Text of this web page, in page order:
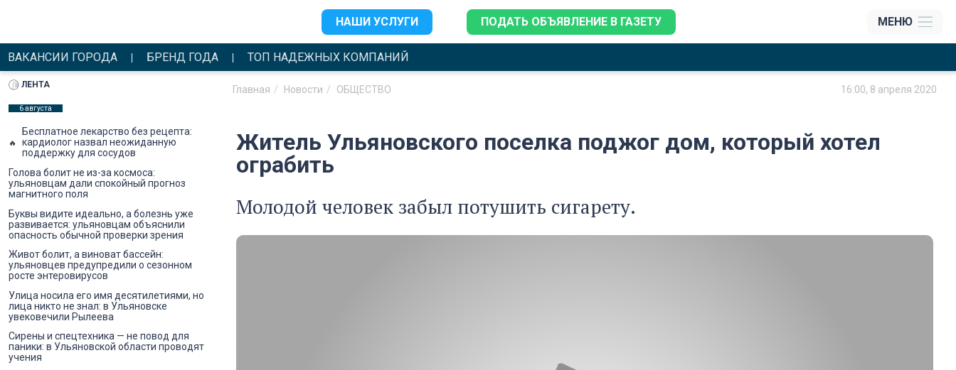
НАШИ УСЛУГИ ПОДАТЬ ОБЪЯВЛЕНИЕ В ГАЗЕТУ МЕНЮ
ВАКАНСИИ ГОРОДА БРЕНД ГОДА ТОП НАДЕЖНЫХ КОМПАНИЙ
Главная Новости ОБЩЕСТВО 16:00, 8 апреля 2020
Житель Ульяновского поселка поджог дом, который хотел
ограбить
Молодой человек забыл потушить сигарету.
ЛЕНТА
6 августа
Бесплатное лекарство без рецепта:
кардиолог назвал неожиданную
поддержку для сосудов
Голова болит не из-за космоса:
ульяновцам дали спокойный прогноз
магнитного поля
Буквы видите идеально, а болезнь уже
развивается: ульяновцам объяснили
опасность обычной проверки зрения
Живот болит, а виноват бассейн:
ульяновцев предупредили о сезонном
росте энтеровирусов
Улица носила его имя десятилетиями, но
лица никто не знал: в Ульяновске
увековечили Рылеева
Сирены и спецтехника — не повод для
паники: в Ульяновской области проводят
учения